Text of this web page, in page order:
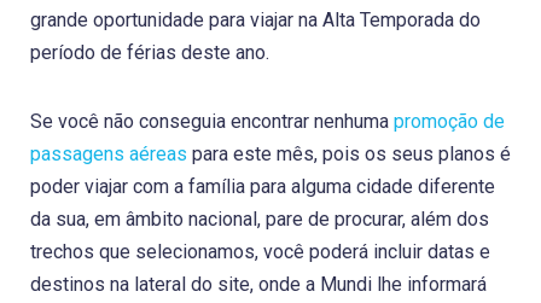
grande oportunidade para viajar na Alta Temporada do
período de férias deste ano.
Se você não conseguia encontrar nenhuma promoção de
passagens aéreas para este mês, pois os seus planos é
poder viajar com a família para alguma cidade diferente
da sua, em âmbito nacional, pare de procurar, além dos
trechos que selecionamos, você poderá incluir datas e
destinos na lateral do site, onde a Mundi lhe informará